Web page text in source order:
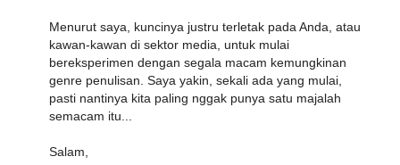
Menurut saya, kuncinya justru terletak pada Anda, atau
kawan-kawan di sektor media, untuk mulai
bereksperimen dengan segala macam kemungkinan
genre penulisan. Saya yakin, sekali ada yang mulai,
pasti nantinya kita paling nggak punya satu majalah
semacam itu...
Salam,